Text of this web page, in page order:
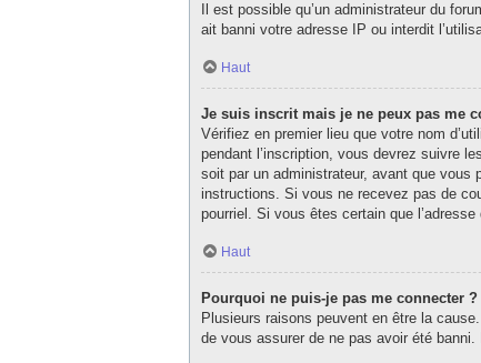
Il est possible qu’un administrateur du
ait banni votre adresse IP ou interdit
Haut
Je suis inscrit mais je ne peux pas me
Vérifiez en premier lieu que votre nom
pendant l’inscription, vous devrez suivre
soit par un administrateur, avant que
instructions. Si vous ne recevez pas de
pourriel. Si vous êtes certain que
Haut
Pourquoi ne puis-je pas me connecter ?
Plusieurs raisons peuvent en être la
de vous assurer de ne pas avoir été